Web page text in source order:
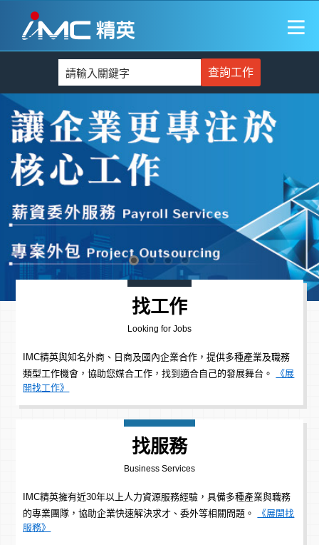
查詢工作
找工作
Looking for Jobs
IMC精英與知名外商、日商及國內企業合作，提供多種產業及職務
類型工作機會，協助您媒合工作，找到適合自己的發展舞台。
《展
開找工作》
找服務
Business Services
IMC精英擁有近30年以上人力資源服務經驗，具備多種產業與職務
的專業團隊，協助企業快速解決求才、委外等相關問題。
《展開找
服務》